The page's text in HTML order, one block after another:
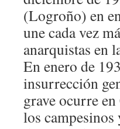
(Logroño) en
une cada vez
anarquistas en
En enero de
insurrección
grave ocurre
los campesinos